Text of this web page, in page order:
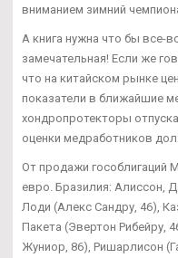
вниманием зимний
А книга нужна что бы все-
замечательная! Если же
что на китайском рынке
показатели в ближайшие
хондропротекторы
оценки медработников
От продажи гособлигаций
евро. Бразилия: Алиссон,
Лоди (Алекс Сандру, 46),
Пакета (Эвертон Рибейру,
Жуниор, 86), Ришарлисон